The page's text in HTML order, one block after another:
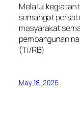
Melalui kegiatan
semangat
masyarakat
pembangunan
(Ti/RB)
May 18, 2026